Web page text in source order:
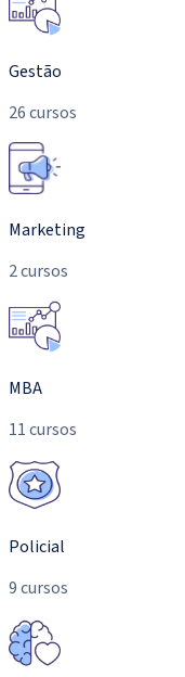
Gestão
26 cursos
Marketing
2 cursos
MBA
11 cursos
Policial
9 cursos